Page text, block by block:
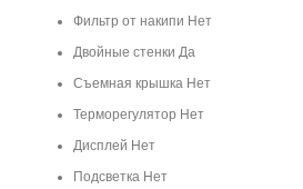
Фильтр от накипи Нет
Двойные стенки Да
Съемная крышка Нет
Терморегулятор Нет
Дисплей Нет
Подсветка Нет